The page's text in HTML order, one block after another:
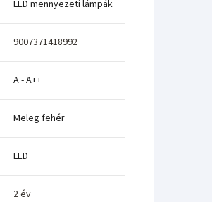
LED mennyezeti lámpák
9007371418992
A - A++
Meleg fehér
LED
2 év